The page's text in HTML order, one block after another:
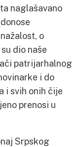
naglašavano
o
dio naše
patrijarhalnog
i do
i svih onih čije
prenosi u
Srpskog